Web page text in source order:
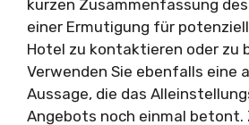
kurzen Zusammenfassung
einer Ermutigung für
Hotel zu kontaktieren oder zu
Verwenden Sie ebenfalls eine
Aussage, die das
Angebots noch einmal betont.